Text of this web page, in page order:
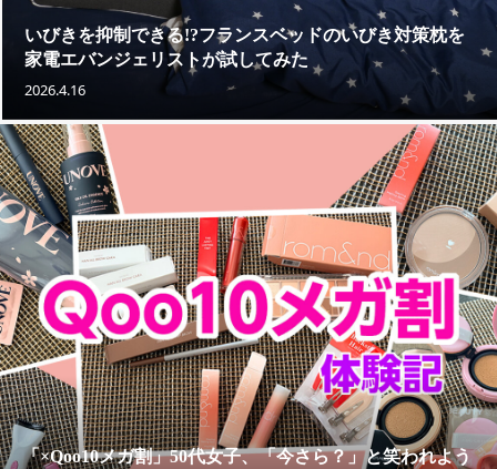
いびきを抑制できる!?フランスベッドのいびき対策枕を
家電エバンジェリストが試してみた
2026.4.16
「×Qoo10メガ割」50代女子、「今さら？」と笑われよう